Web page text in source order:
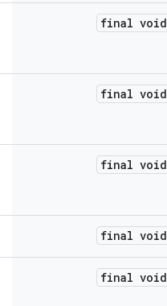
final void
final void
final void
final void
final void